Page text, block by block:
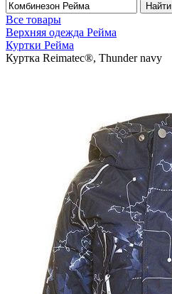
Найти
Все товары
Верхняя одежда Рейма
Куртки Рейма
Куртка Reimatec®, Thunder navy